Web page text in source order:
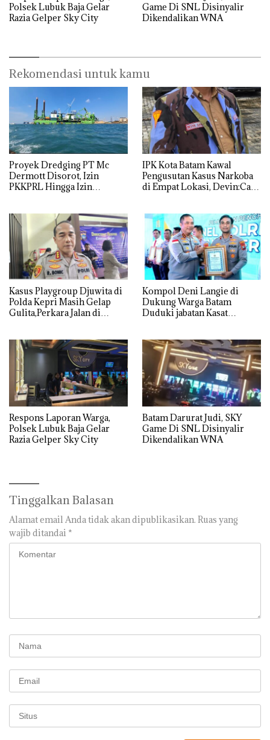
Polsek Lubuk Baja Gelar
Razia Gelper Sky City
Game Di SNL Disinyalir
Dikendalikan WNA
Rekomendasi untuk kamu
Proyek Dredging PT Mc
Dermott Disorot, Izin
PKKPRL Hingga Izin
IPK Kota Batam Kawal
Pengusutan Kasus Narkoba
di Empat Lokasi, Devin:Cari
Kasus Playgroup Djuwita di
Polda Kepri Masih Gelap
Gulita,Perkara Jalan di
Kompol Deni Langie di
Dukung Warga Batam
Duduki jabatan Kasat
Respons Laporan Warga,
Polsek Lubuk Baja Gelar
Razia Gelper Sky City
Batam Darurat Judi, SKY
Game Di SNL Disinyalir
Dikendalikan WNA
Tinggalkan Balasan
Alamat email Anda tidak akan dipublikasikan. Ruas yang
wajib ditandai *